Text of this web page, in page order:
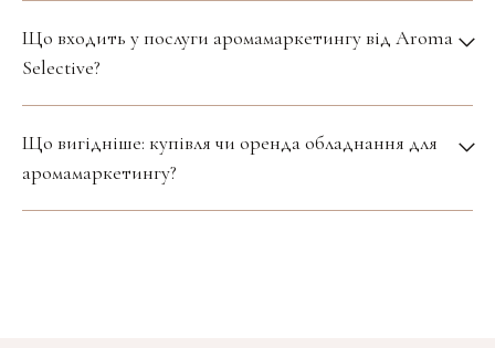
Що входить у послуги аромамаркетингу від Aroma
Selective?
Що вигідніше: купівля чи оренда обладнання для
аромамаркетингу?